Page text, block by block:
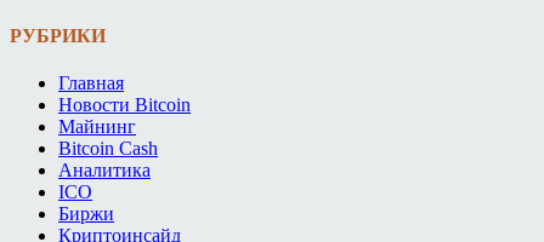
РУБРИКИ
Главная
Новости Bitcoin
Майнинг
Bitcoin Cash
Аналитика
ICO
Биржи
Криптоинсайд